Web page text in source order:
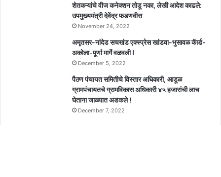
शेतकऱ्यांचे वीज कनेक्शन तोडू नका, लेखी आदेश काढले:
उपमुख्यमंत्री देवेंद्र फडणवीस
November 24, 2022
अमृतसर-नांदेड सचखंड एक्स्प्रेस खांडवा-भुसावळ कॅार्ड-
अकोला-पूर्णा मार्गे वळवली !
December 5, 2022
पैठण पंचायत समितीचे विस्तार अधिकारी, आडूळ
ग्रामपंचायतचे ग्रामविकास अधिकारी ४५ हजारांची लाच
घेताना जाळ्यात अडकले !
December 7, 2022